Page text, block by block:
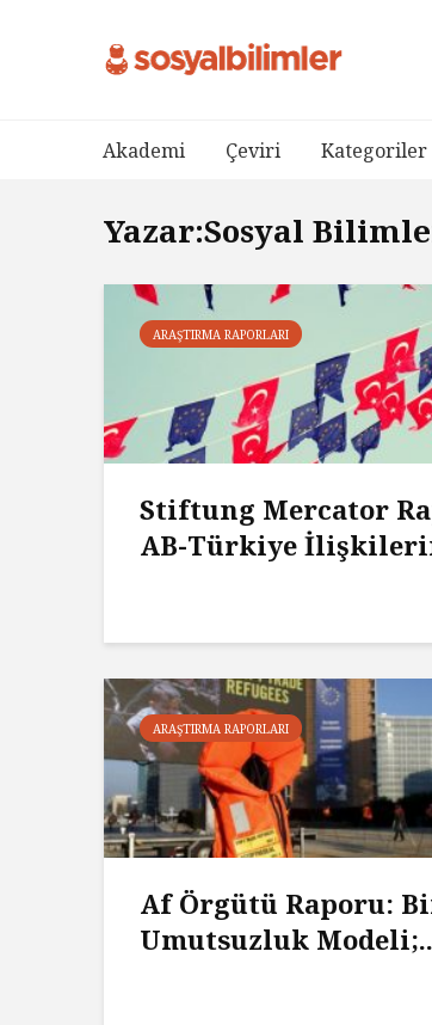
Akademi Çeviri Kategoriler
Yazar:Sosyal
ARAŞTIRMA RAPORLARI
Stiftung Mercator
AB-Türkiye
ARAŞTIRMA RAPORLARI
Af Örgütü Raporu:
Umutsuzluk